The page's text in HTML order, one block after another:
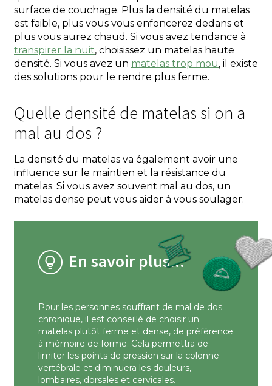
surface de couchage. Plus la densité du matelas
est faible, plus vous vous enfoncerez dedans et
plus vous aurez chaud. Si vous avez tendance à
transpirer la nuit, choisissez un matelas haute
densité. Si vous avez un matelas trop mou, il existe
des solutions pour le rendre plus ferme.
Quelle densité de matelas si on a
mal au dos ?
La densité du matelas va également avoir une
influence sur le maintien et la résistance du
matelas. Si vous avez souvent mal au dos, un
matelas dense peut vous aider à vous soulager.
En savoir plus...
Pour les personnes souffrant de mal de dos
chronique, il est conseillé de choisir un
matelas plutôt ferme et dense, de préférence
à mémoire de forme. Cela permettra de
limiter les points de pression sur la colonne
vertébrale et diminuera les douleurs,
lombaires, dorsales et cervicales.